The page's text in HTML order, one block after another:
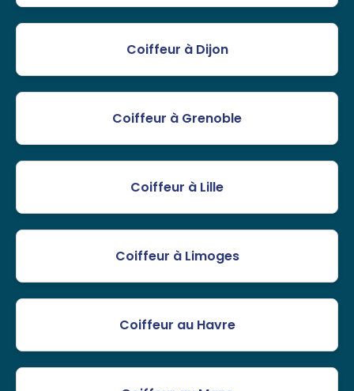
Coiffeur à Dijon
Coiffeur à Grenoble
Coiffeur à Lille
Coiffeur à Limoges
Coiffeur au Havre